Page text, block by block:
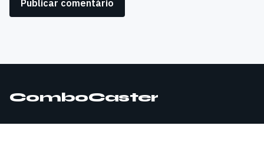
ComboCaster